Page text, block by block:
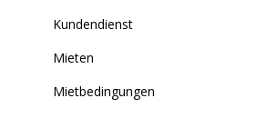
Kundendienst
Mieten
Mietbedingungen